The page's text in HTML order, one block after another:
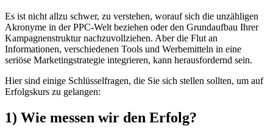
Es ist nicht allzu schwer, zu verstehen, worauf sich die unzähligen
Akronyme in der PPC-Welt beziehen oder den Grundaufbau Ihrer
Kampagnenstruktur nachzuvollziehen. Aber die Flut an
Informationen, verschiedenen Tools und Werbemitteln in eine
seriöse Marketingstrategie integrieren, kann herausfordernd sein.
Hier sind einige Schlüsselfragen, die Sie sich stellen sollten, um auf
Erfolgskurs zu gelangen:
1) Wie messen wir den Erfolg?